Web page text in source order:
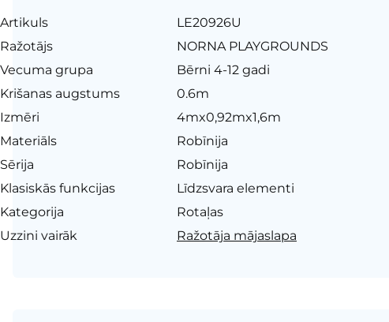
Artikuls
LE20926U
Ražotājs
NORNA PLAYGROUNDS
Vecuma grupa
Bērni 4-12 gadi
Krišanas augstums
0.6m
Izmēri
4mx0,92mx1,6m
Materiāls
Robīnija
Sērija
Robīnija
Klasiskās funkcijas
Līdzsvara elementi
Kategorija
Rotaļas
Uzzini vairāk
Ražotāja mājaslapa